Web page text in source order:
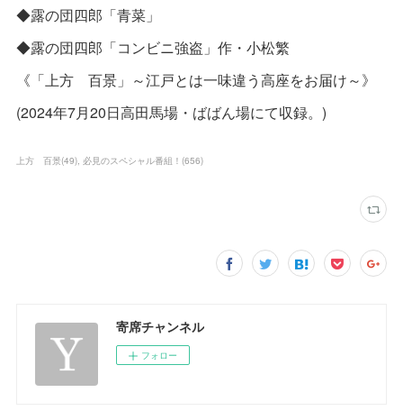
◆露の団四郎「青菜」
◆露の団四郎「コンビニ強盗」作・小松繁
《「上方 百景」～江戸とは一味違う高座をお届け～》
(2024年7月20日高田馬場・ばばん場にて収録。)
上方 百景(49) 必見のスペシャル番組！ (656)
寄席チャンネル
フォロー